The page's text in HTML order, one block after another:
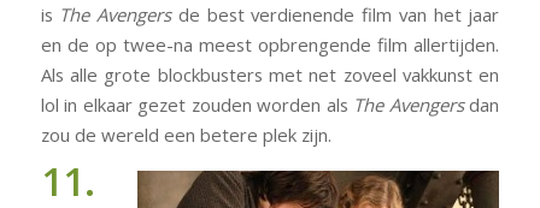
is The Avengers de best verdienende film van het jaar
en de op twee-na meest opbrengende film allertijden.
Als alle grote blockbusters met net zoveel vakkunst en
lol in elkaar gezet zouden worden als The Avengersdan
zou de wereld een betere plek zijn.
11.